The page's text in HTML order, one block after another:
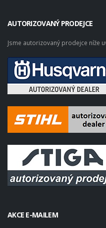
AUTORIZOVANÝ PRODEJCE
Jsme autorizovaný prodejce níže
AKCE E-MAILEM